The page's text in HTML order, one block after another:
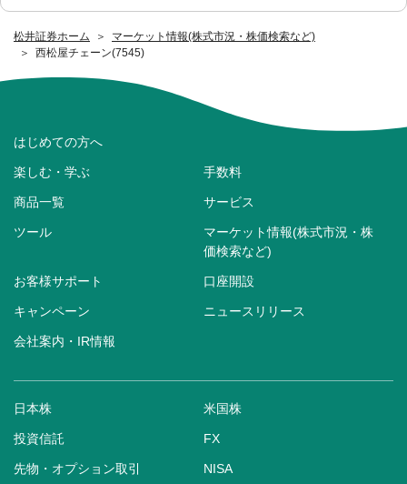
松井証券ホーム
マーケット情報(株式市況・株価検索など)
西松屋チェーン(7545)
はじめての方へ
楽しむ・学ぶ 手数料
商品一覧 サービス
ツール
マーケット情報(株式市況・株
価検索など)
お客様サポート 口座開設
キャンペーン ニュースリリース
会社案内・IR情報
日本株 米国株
投資信託 FX
先物・オプション取引 NISA